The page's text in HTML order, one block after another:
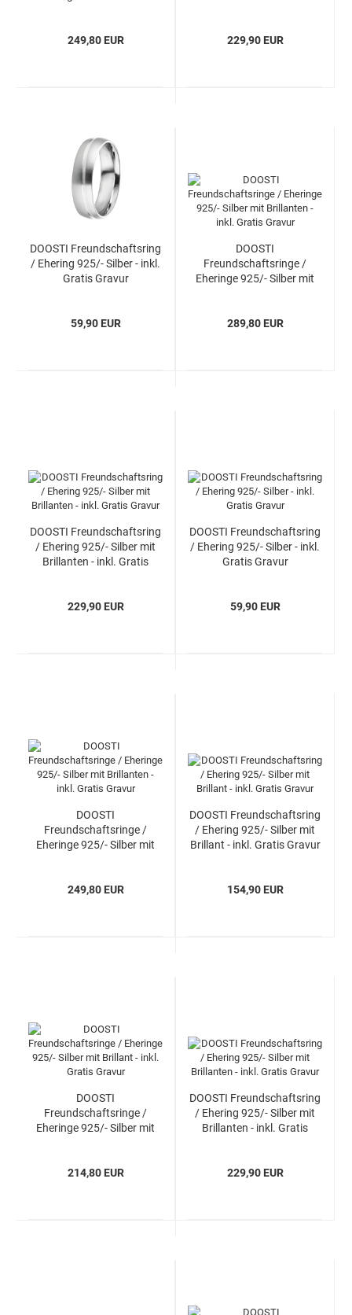
249,80 EUR
229,90 EUR
DOOSTI Freundschaftsring
/ Ehering 925/- Silber - inkl.
Gratis Gravur
59,90 EUR
DOOSTI
Freundschaftsringe /
Eheringe 925/- Silber mit
289,80 EUR
DOOSTI Freundschaftsring
/ Ehering 925/- Silber mit
Brillanten - inkl. Gratis
229,90 EUR
DOOSTI Freundschaftsring
/ Ehering 925/- Silber - inkl.
Gratis Gravur
59,90 EUR
DOOSTI
Freundschaftsringe /
Eheringe 925/- Silber mit
249,80 EUR
DOOSTI Freundschaftsring
/ Ehering 925/- Silber mit
Brillant - inkl. Gratis Gravur
154,90 EUR
DOOSTI
Freundschaftsringe /
Eheringe 925/- Silber mit
214,80 EUR
DOOSTI Freundschaftsring
/ Ehering 925/- Silber mit
Brillanten - inkl. Gratis
229,90 EUR